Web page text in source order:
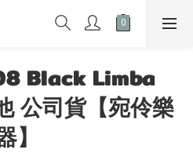
Black Limba
公司貨【宛伶樂
】